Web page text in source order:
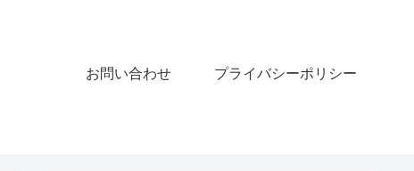
お問い合わせ プライバシーポリシー